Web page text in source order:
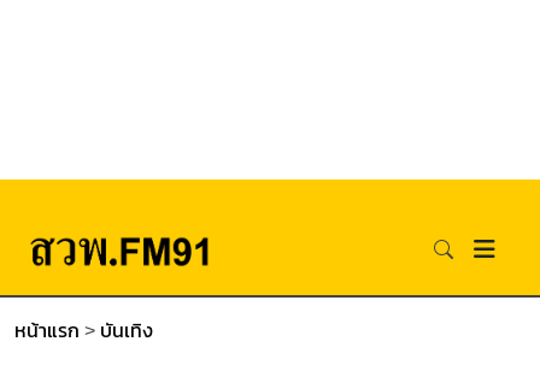
หน้าแรก > บันเทิง